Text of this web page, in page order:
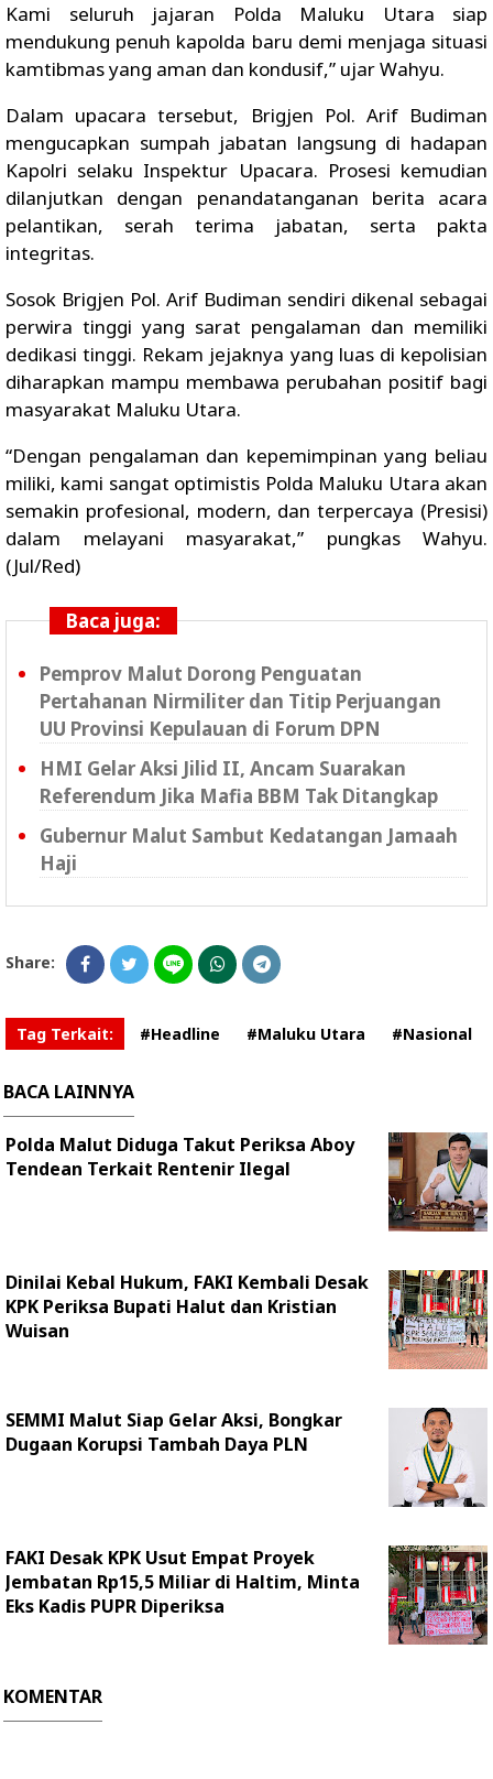
Kami seluruh jajaran Polda Maluku Utara siap
mendukung penuh kapolda baru demi menjaga situasi
kamtibmas yang aman dan kondusif,” ujar Wahyu.
Dalam upacara tersebut, Brigjen Pol. Arif Budiman
mengucapkan sumpah jabatan langsung di hadapan
Kapolri selaku Inspektur Upacara. Prosesi kemudian
dilanjutkan dengan penandatanganan berita acara
pelantikan, serah terima jabatan, serta pakta
integritas.
Sosok Brigjen Pol. Arif Budiman sendiri dikenal sebagai
perwira tinggi yang sarat pengalaman dan memiliki
dedikasi tinggi. Rekam jejaknya yang luas di kepolisian
diharapkan mampu membawa perubahan positif bagi
masyarakat Maluku Utara.
“Dengan pengalaman dan kepemimpinan yang beliau
miliki, kami sangat optimistis Polda Maluku Utara akan
semakin profesional, modern, dan terpercaya (Presisi)
dalam melayani masyarakat,” pungkas Wahyu.
(Jul/Red)
Baca juga:
Pemprov Malut Dorong Penguatan
Pertahanan Nirmiliter dan Titip Perjuangan
UU Provinsi Kepulauan di Forum DPN
HMI Gelar Aksi Jilid II, Ancam Suarakan
Referendum Jika Mafia BBM Tak Ditangkap
Gubernur Malut Sambut Kedatangan Jamaah
Haji
Share:
Tag Terkait: #Headline #Maluku Utara #Nasional
BACA LAINNYA
Polda Malut Diduga Takut Periksa Aboy
Tendean Terkait Rentenir Ilegal
Dinilai Kebal Hukum, FAKI Kembali Desak
KPK Periksa Bupati Halut dan Kristian
Wuisan
SEMMI Malut Siap Gelar Aksi, Bongkar
Dugaan Korupsi Tambah Daya PLN
FAKI Desak KPK Usut Empat Proyek
Jembatan Rp15,5 Miliar di Haltim, Minta
Eks Kadis PUPR Diperiksa
KOMENTAR